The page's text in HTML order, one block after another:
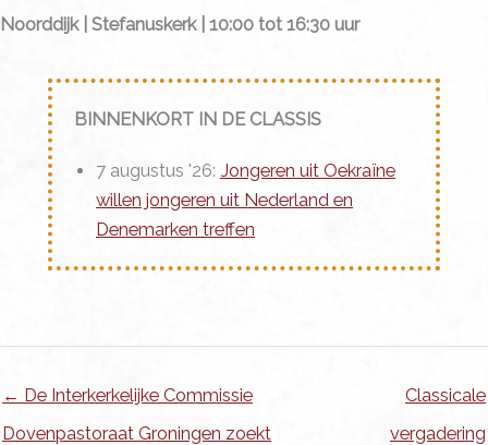
Noorddijk | Stefanuskerk | 10:00 tot 16:30 uur
BINNENKORT IN DE CLASSIS
7 augustus '26: Jongeren uit Oekraïne
willen jongeren uit Nederland en
Denemarken treffen
← De Interkerkelijke Commissie
Dovenpastoraat Groningen zoekt
Classicale
vergadering